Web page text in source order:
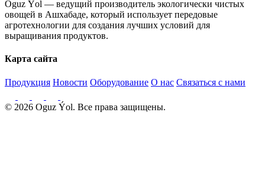
Oguz Ýol — ведущий производитель экологически чистых
овощей в Ашхабаде, который использует передовые
агротехнологии для создания лучших условий для
выращивания продуктов.
Карта сайта
Продукция Новости Оборудование О нас Связаться с нами
© 2026 Oguz Ýol. Все права защищены.